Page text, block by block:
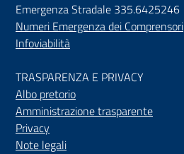
Emergenza Stradale 335.6425246
Numeri Emergenza dei Comprensori
Infoviabilità
TRASPARENZA E PRIVACY
Albo pretorio
Amministrazione trasparente
Privacy
Note legali